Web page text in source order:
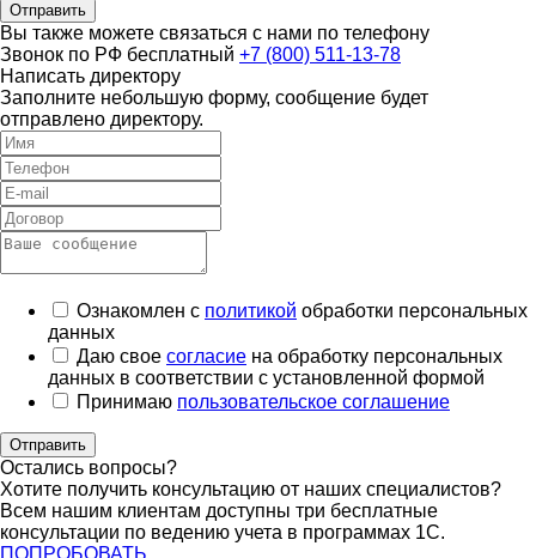
Отправить
Вы также можете связаться с нами по телефону
Звонок по РФ бесплатный +7 (800) 511-13-78
Написать директору
Заполните небольшую форму, сообщение будет
отправлено директору.
Ознакомлен с политикой обработки персональных
данных
Даю свое согласие на обработку персональных
данных в соответствии с установленной формой
Принимаю пользовательское соглашение
Отправить
Остались вопросы?
Хотите получить консультацию от наших специалистов?
Всем нашим клиентам доступны три бесплатные
консультации по ведению учета в программах 1С.
ПОПРОБОВАТЬ